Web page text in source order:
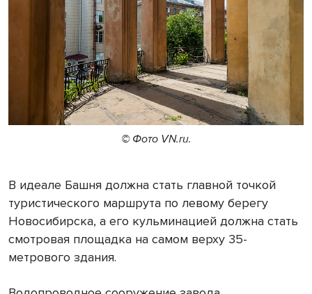
© Фото VN.ru.
В идеале Башня должна стать главной точкой
туристического маршрута по левому берегу
Новосибирска, а его кульминацией должна стать
смотровая площадка на самом верху 35-
метрового здания.